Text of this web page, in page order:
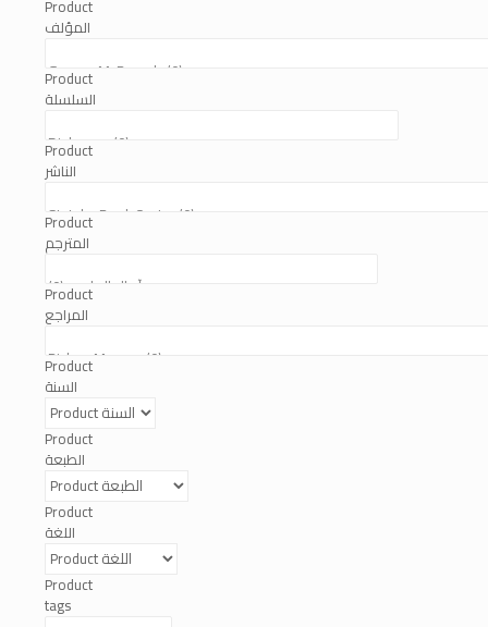
Product
المؤلف
Product
السلسلة
Product
الناشر
Product
المترجم
Product
المراجع
Product
السنة
Product
الطبعة
Product
اللغة
Product
tags